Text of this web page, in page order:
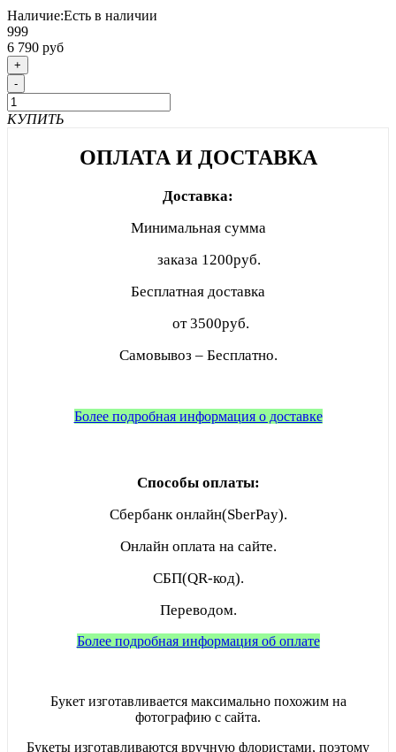
Наличие:Есть в наличии
999
6 790 руб
+
-
КУПИТЬ
ОПЛАТА И ДОСТАВКА
Доставка:
Минимальная сумма
заказа 1200руб.
Бесплатная доставка
от 3500руб.
Самовывоз – Бесплатно.
Более подробная информация о доставке
Способы оплаты:
Сбербанк онлайн(SberPay).
Онлайн оплата на сайте.
СБП(QR-код).
Переводом.
Более подробная информация об оплате
Букет изготавливается максимально похожим на
фотографию с сайта.
Букеты изготавливаются вручную флористами, поэтому